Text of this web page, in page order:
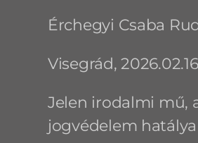
Érchegyi Csaba
Visegrád,
Jelen irodalmi mű,
jogvédelem